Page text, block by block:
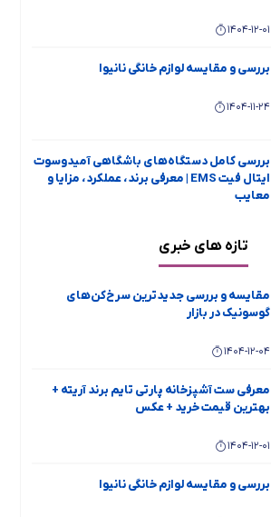
1404-12-01
بررسی و مقایسه لوازم خانگی نانیوا
1404-11-24
بررسی کامل دستگاه‌های باشگاهی آمیدوسوت
ایتال فیت EMS | معرفی برند، عملکرد، مزایا و
معایب
تاکنوگلد مدل‌های 901، 803، 801، 702 و 701
1404-08-19
بهترین قیمت خرید
تازه های خبری
مقایسه و بررسی جدیدترین سرخ‌کن‌های
گوسونیک در بازار
1404-12-04
معرفی ست آشپزخانه پارتی تایم برند آریته +
بهترین قیمت خرید + عکس
1404-12-01
بررسی و مقایسه لوازم خانگی نانیوا